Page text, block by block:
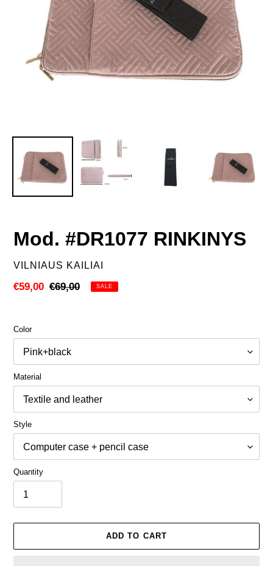
Mod. #DR1077 RINKINYS
VENDOR
VILNIAUS KAILIAI
Sale
€59,00 Regular
€69,00 SALE
Color
Material
Style
Quantity
ADD TO CART